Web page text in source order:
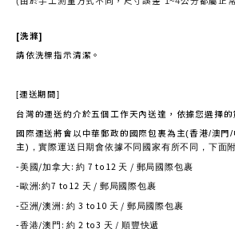
[洗滌]
請依洗標指示清潔。
[運送期間]
台灣的運送約介於五個工作天內送達，依據您選擇的
國際運送將會以中華郵政的國際包裹為主(香港/澳門/
主) ，實際運送日期會依據不同國家有所不同，下面
-美國 /加拿大:約 7 to12 天 / 郵局國際包裹
-歐洲 :約7 to12 天 / 郵局國際包裹
-亞洲 /澳洲 :約 3 to10 天 / 郵局國際包裹
-香港/澳門 :約 2 to3 天 / 順豐快遞